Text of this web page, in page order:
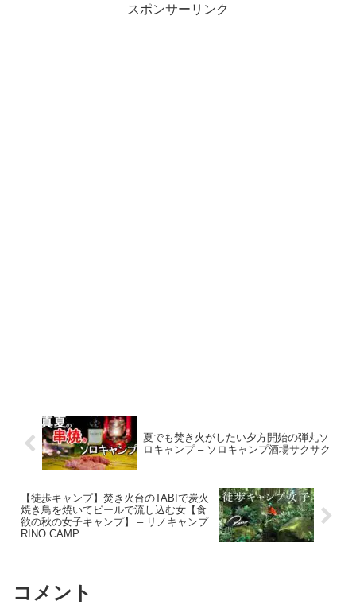
スポンサーリンク
夏でも焚き火がしたい夕方開始の弾丸ソ
ロキャンプ – ソロキャンプ酒場サクサク
【徒歩キャンプ】焚き火台のTABIで炭火
焼き鳥を焼いてビールで流し込む女【食
欲の秋の女子キャンプ】 – リノキャンプ
RINO CAMP
コメント